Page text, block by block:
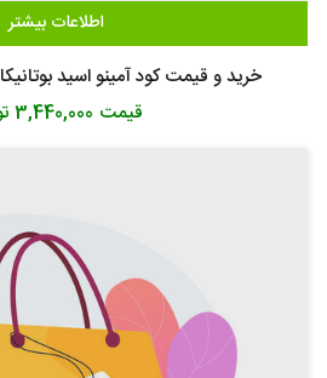
اطلاعات بیشتر
خرید و قیمت کود آمینو اسید بوتانیکا 50 بسته بندي ۱ کیلو
قیمت 3,440,000 تومان